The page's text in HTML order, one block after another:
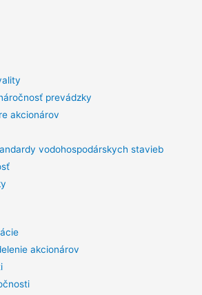
prevádzky
akcionárov
vodohospodárskych stavieb
akcionárov